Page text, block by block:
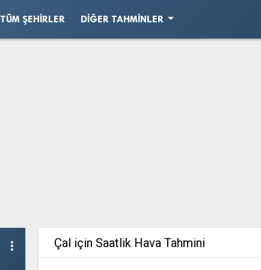
TÜM ŞEHIRLER DIĞER TAHMINLERarrow_drop_down
more_vert Çal için Saatlik Hava Tahmini